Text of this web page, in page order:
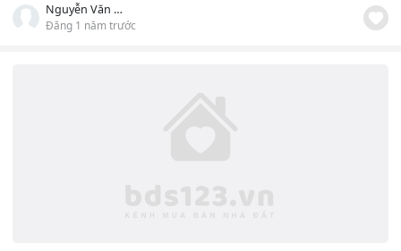
Nguyễn Văn Trình
Đăng 1 năm trước